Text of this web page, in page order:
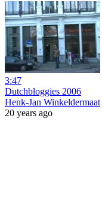
3:47
Dutchbloggies 2006
Henk-Jan Winkeldermaat
20 years ago